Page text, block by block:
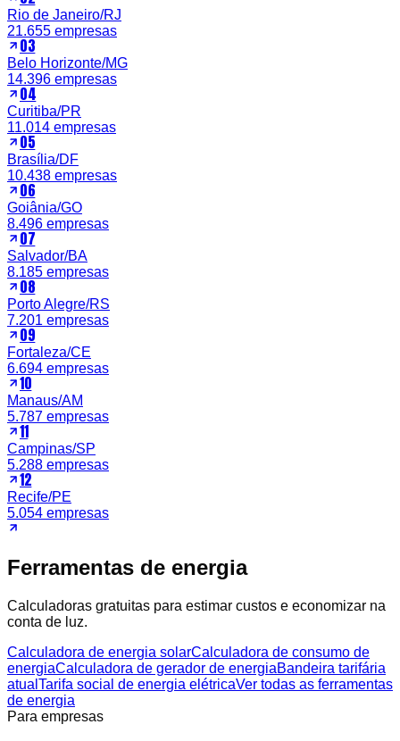
Rio de Janeiro/RJ
21.655 empresas
03
Belo Horizonte/MG
14.396 empresas
04
Curitiba/PR
11.014 empresas
05
Brasília/DF
10.438 empresas
06
Goiânia/GO
8.496 empresas
07
Salvador/BA
8.185 empresas
08
Porto Alegre/RS
7.201 empresas
09
Fortaleza/CE
6.694 empresas
10
Manaus/AM
5.787 empresas
11
Campinas/SP
5.288 empresas
12
Recife/PE
5.054 empresas
Ferramentas de energia
Calculadoras gratuitas para estimar custos e economizar na
conta de luz.
Calculadora de energia solarCalculadora de consumo de
energiaCalculadora de gerador de energiaBandeira tarifária
atual Tarifa social de energia elétricaVer todas as ferramentas
de energia
Para empresas